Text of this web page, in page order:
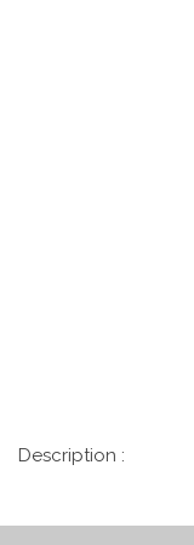
Description :